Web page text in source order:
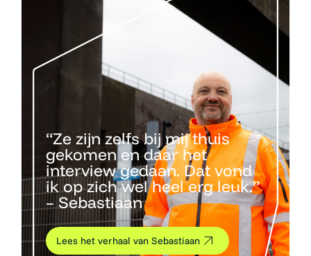
“Ze zijn zelfs bij mij thuis
gekomen en daar het
interview gedaan. Dat vond
ik op zich wel heel erg leuk.”
– Sebastiaan
Lees het verhaal van Sebastiaan